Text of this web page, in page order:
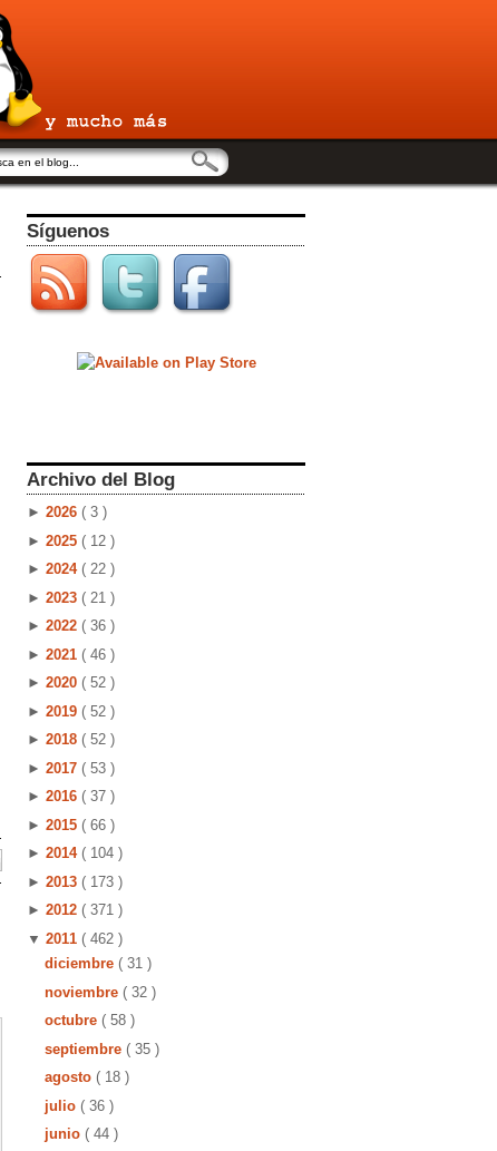
Síguenos
Archivo del Blog
► 2026 ( 3 )
► 2025 ( 12 )
► 2024 ( 22 )
► 2023 ( 21 )
► 2022 ( 36 )
► 2021 ( 46 )
► 2020 ( 52 )
► 2019 ( 52 )
► 2018 ( 52 )
► 2017 ( 53 )
► 2016 ( 37 )
► 2015 ( 66 )
► 2014 ( 104 )
► 2013 ( 173 )
► 2012 ( 371 )
▼ 2011 ( 462 )
diciembre ( 31 )
noviembre ( 32 )
octubre ( 58 )
septiembre ( 35 )
agosto ( 18 )
julio ( 36 )
junio ( 44 )